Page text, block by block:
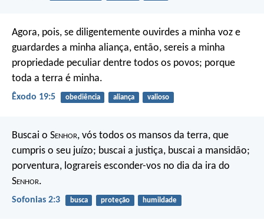
Agora, pois, se diligentemente ouvirdes a minha voz e
guardardes a minha aliança, então, sereis a minha
propriedade peculiar dentre todos os povos; porque
toda a terra é minha.
Êxodo 19:5 obediência aliança valioso
Buscai o Senhor, vós todos os mansos da terra, que
cumpris o seu juízo; buscai a justiça, buscai a mansidão;
porventura, lograreis esconder-vos no dia da ira do
Senhor.
Sofonias 2:3 busca proteção humildade